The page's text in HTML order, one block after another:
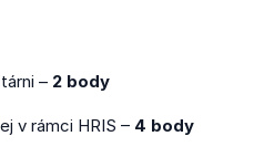
– 2 body
v rámci HRIS – 4 body